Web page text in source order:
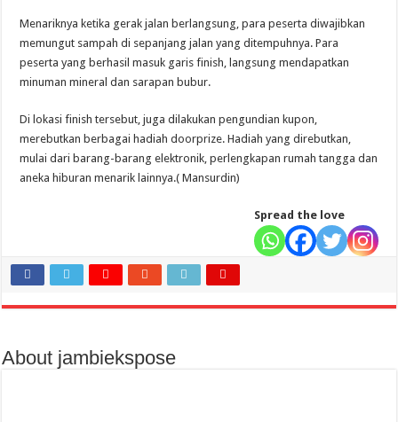
Menariknya ketika gerak jalan berlangsung, para peserta diwajibkan
memungut sampah di sepanjang jalan yang ditempuhnya. Para
peserta yang berhasil masuk garis finish, langsung mendapatkan
minuman mineral dan sarapan bubur.
Di lokasi finish tersebut, juga dilakukan pengundian kupon,
merebutkan berbagai hadiah doorprize. Hadiah yang direbutkan,
mulai dari barang-barang elektronik, perlengkapan rumah tangga dan
aneka hiburan menarik lainnya.( Mansurdin)
Spread the love
About jambiekspose